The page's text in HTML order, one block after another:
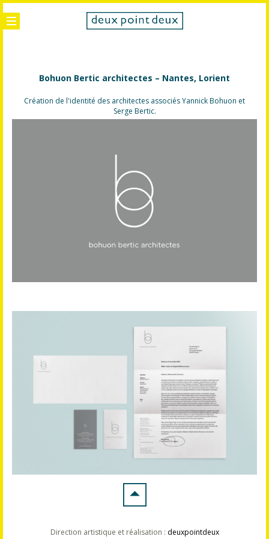
Bohuon Bertic architectes – Nantes, Lorient
Création de l'identité des architectes associés Yannick Bohuon et
Serge Bertic.
Direction artistique et réalisation : deuxpointdeux